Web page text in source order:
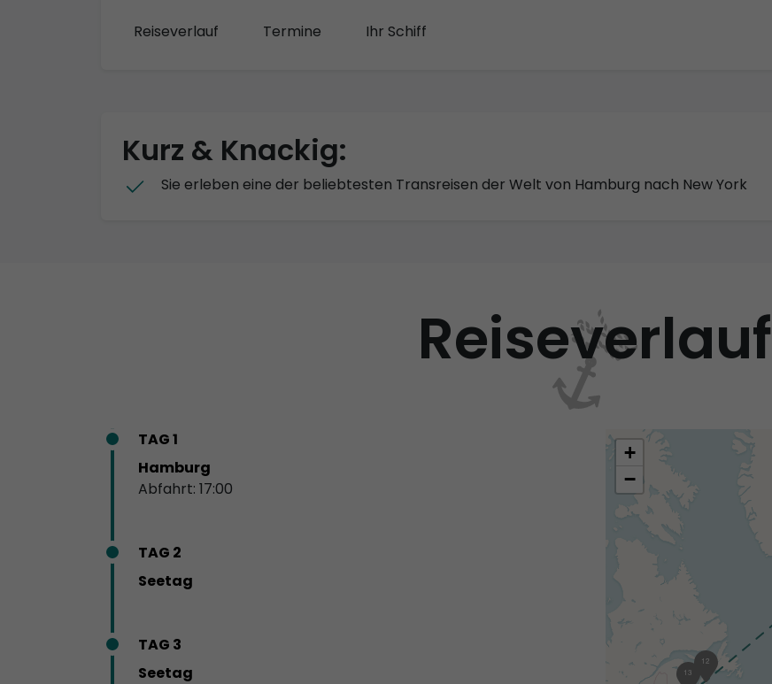
Reiseverlauf Termine Ihr Schiff
Kurz & Knackig:
Sie erleben eine der beliebtesten Transreisen der Welt von Hamburg nach New York
Reiseverlauf
12
13
+
−
TAG 1
Hamburg
Abfahrt: 17:00
TAG 2
Seetag
TAG 3
Seetag